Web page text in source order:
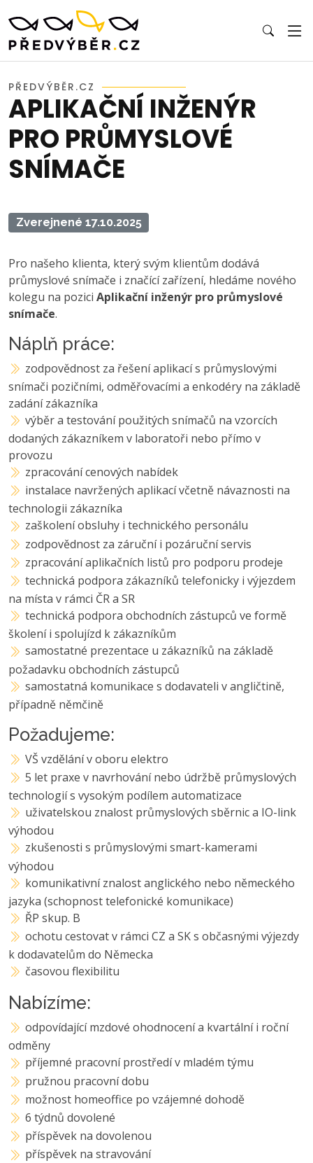
PŘEDVÝBĚR.CZ
APLIKAČNÍ INŽENÝR
PRO PRŮMYSLOVÉ
SNÍMAČE
Zverejnené 17.10.2025
Pro našeho klienta, který svým klientům dodává
průmyslové snímače i značící zařízení, hledáme nového
kolegu na pozici Aplikační inženýr pro průmyslové
snímače.
Náplň práce:
zodpovědnost za řešení aplikací s průmyslovými
snímači pozičními, odměřovacími a enkodéry na základě
zadání zákazníka
výběr a testování použitých snímačů na vzorcích
dodaných zákazníkem v laboratoři nebo přímo v
provozu
zpracování cenových nabídek
instalace navržených aplikací včetně návaznosti na
technologii zákazníka
zaškolení obsluhy i technického personálu
zodpovědnost za záruční i pozáruční servis
zpracování aplikačních listů pro podporu prodeje
technická podpora zákazníků telefonicky i výjezdem
na místa v rámci ČR a SR
technická podpora obchodních zástupců ve formě
školení i spolujízd k zákazníkům
samostatné prezentace u zákazníků na základě
požadavku obchodních zástupců
samostatná komunikace s dodavateli v angličtině,
případně němčině
Požadujeme:
VŠ vzdělání v oboru elektro
5 let praxe v navrhování nebo údržbě průmyslových
technologií s vysokým podílem automatizace
uživatelskou znalost průmyslových sběrnic a IO-link
výhodou
zkušenosti s průmyslovými smart-kamerami
výhodou
komunikativní znalost anglického nebo německého
jazyka (schopnost telefonické komunikace)
ŘP skup. B
ochotu cestovat v rámci CZ a SK s občasnými výjezdy
k dodavatelům do Německa
časovou flexibilitu
Nabízíme:
odpovídající mzdové ohodnocení a kvartální i roční
odměny
příjemné pracovní prostředí v mladém týmu
pružnou pracovní dobu
možnost homeoffice po vzájemné dohodě
6 týdnů dovolené
příspěvek na dovolenou
příspěvek na stravování